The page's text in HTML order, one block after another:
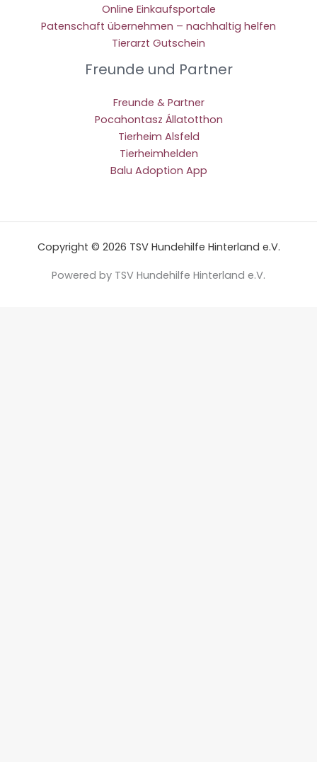
Online Einkaufsportale
Patenschaft übernehmen – nachhaltig helfen
Tierarzt Gutschein
Freunde und Partner
Freunde & Partner
Pocahontasz Állatotthon
Tierheim Alsfeld
Tierheimhelden
Balu Adoption App
Copyright © 2026 TSV Hundehilfe Hinterland e.V.
Powered by TSV Hundehilfe Hinterland e.V.